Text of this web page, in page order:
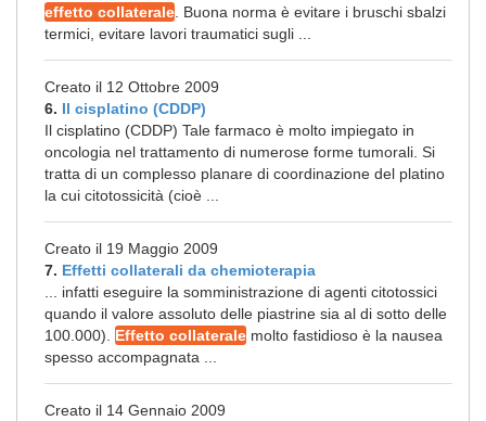
effetto collaterale . Buona norma è evitare i bruschi sbalzi
termici, evitare lavori traumatici sugli ...
Creato il 12 Ottobre 2009
6. Il cisplatino (CDDP)
Il cisplatino (CDDP) Tale farmaco è molto impiegato in
oncologia nel trattamento di numerose forme tumorali. Si
tratta di un complesso planare di coordinazione del platino
la cui citotossicità (cioè ...
Creato il 19 Maggio 2009
7. Effetti collaterali da chemioterapia
... infatti eseguire la somministrazione di agenti citotossici
quando il valore assoluto delle piastrine sia al di sotto delle
100.000). Effetto collaterale molto fastidioso è la nausea
spesso accompagnata ...
Creato il 14 Gennaio 2009